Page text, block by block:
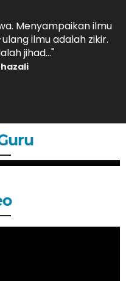
Menyampaikan ilmu
ilmu adalah zikir.
jihad..."
ANDRI MAULANA, S.Pd